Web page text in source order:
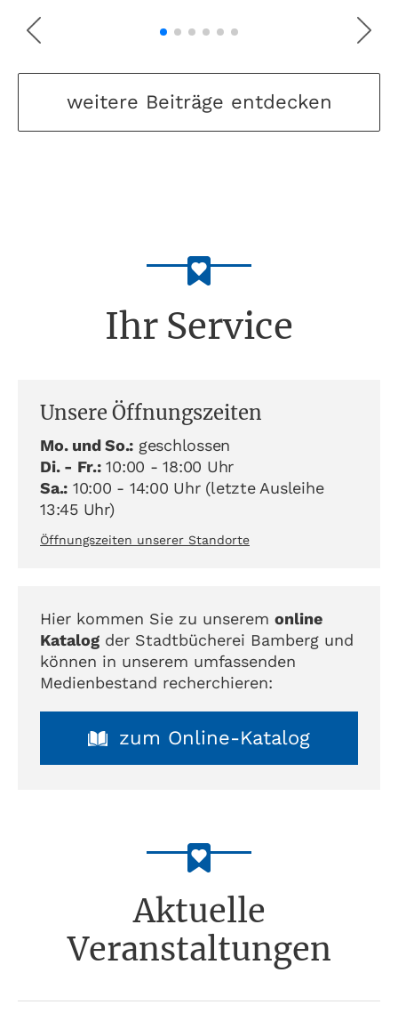
weitere Beiträge entdecken
Ihr Service
Unsere Öffnungszeiten
Mo. und So.: geschlossen
Di. - Fr.:10:00 - 18:00 Uhr
Sa.: 10:00 - 14:00 Uhr (letzte Ausleihe
13:45 Uhr)
Öffnungszeiten unserer Standorte
Hier kommen Sie zu unserem online
Katalog der Stadtbücherei Bamberg und
können in unserem umfassenden
Medienbestand recherchieren:
zum Online-Katalog
Aktuelle
Veranstaltungen